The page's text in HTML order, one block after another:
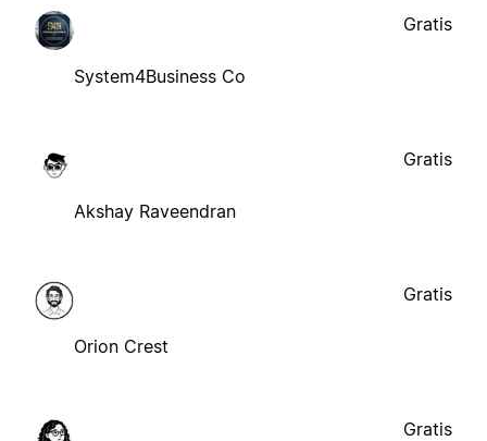
System4Business Co
Gratis
Akshay Raveendran
Gratis
Orion Crest
Gratis
Gratis